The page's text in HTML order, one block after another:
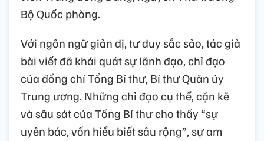
Bộ Quốc phòng.
Với ngôn ngữ giản dị, tư duy sắc sảo, tác giả
bài viết đã khái quát sự lãnh đạo, chỉ đạo
của đồng chí Tổng Bí thư, Bí thư Quân ủy
Trung ương. Những chỉ đạo cụ thể, cặn kẽ
và sâu sát của Tổng Bí thư cho thấy “sự
uyên bác, vốn hiểu biết sâu rộng”, sự am